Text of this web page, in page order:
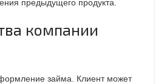
предыдущего продукта.
компании
займа. Клиент может